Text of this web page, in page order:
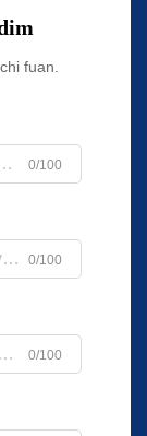
fuan.
0/100
0/100
0/100